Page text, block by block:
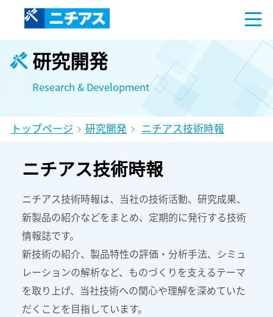
研究開発
Research & Development
トップページ 研究開発 ニチアス技術時報
ニチアス技術時報
ニチアス技術時報は、当社の技術活動、研究成果、
新製品の紹介などをまとめ、定期的に発行する技術
情報誌です。
新技術の紹介、製品特性の評価・分析手法、シミュ
レーションの解析など、ものづくりを支えるテーマ
を取り上げ、当社技術への関心や理解を深めていた
だくことを目指しています。